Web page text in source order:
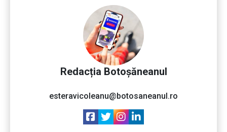
Redacția Botoșăneanul
esteravicoleanu@botosaneanul.ro